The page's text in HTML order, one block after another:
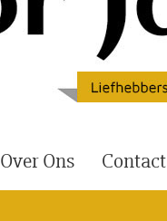
Over Ons Contact